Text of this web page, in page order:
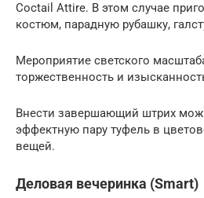
Coctail Attire. В этом случае
костюм, парадную рубашку,
Мероприятие светского
торжественность и
Внести завершающий штрих
эффектную пару туфель в
вещей.
Деловая вечеринка (Smart)